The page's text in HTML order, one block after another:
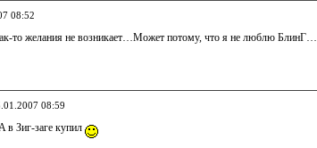
08:52
то желания не возникает…Может потому, что я не люблю БлинГ…
08:59
в Зиг-заге купил